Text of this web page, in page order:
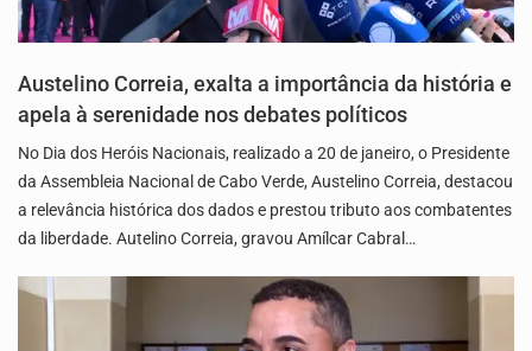
Austelino Correia, exalta a importância da história e
apela à serenidade nos debates políticos
No Dia dos Heróis Nacionais, realizado a 20 de janeiro, o Presidente
da Assembleia Nacional de Cabo Verde, Austelino Correia, destacou
a relevância histórica dos dados e prestou tributo aos combatentes
da liberdade. Autelino Correia, gravou Amílcar Cabral…